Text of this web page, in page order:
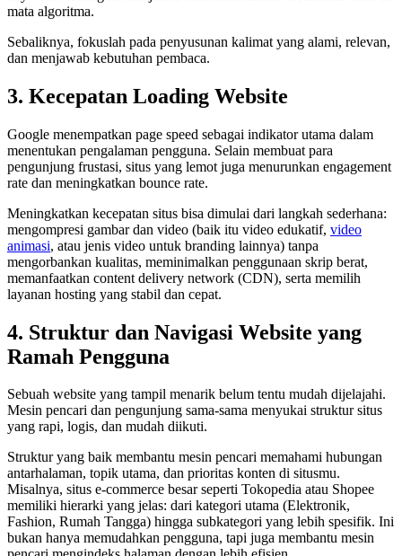
mata algoritma.
Sebaliknya, fokuslah pada penyusunan kalimat yang alami, relevan,
dan menjawab kebutuhan pembaca.
3. Kecepatan Loading Website
Google menempatkan page speed sebagai indikator utama dalam
menentukan pengalaman pengguna. Selain membuat para
pengunjung frustasi, situs yang lemot juga menurunkan engagement
rate dan meningkatkan bounce rate.
Meningkatkan kecepatan situs bisa dimulai dari langkah sederhana:
mengompresi gambar dan video (baik itu video edukatif, video
animasi, atau jenis video untuk branding lainnya) tanpa
mengorbankan kualitas, meminimalkan penggunaan skrip berat,
memanfaatkan content delivery network (CDN), serta memilih
layanan hosting yang stabil dan cepat.
4. Struktur dan Navigasi Website yang
Ramah Pengguna
Sebuah website yang tampil menarik belum tentu mudah dijelajahi.
Mesin pencari dan pengunjung sama-sama menyukai struktur situs
yang rapi, logis, dan mudah diikuti.
Struktur yang baik membantu mesin pencari memahami hubungan
antarhalaman, topik utama, dan prioritas konten di situsmu.
Misalnya, situs e-commerce besar seperti Tokopedia atau Shopee
memiliki hierarki yang jelas: dari kategori utama (Elektronik,
Fashion, Rumah Tangga) hingga subkategori yang lebih spesifik. Ini
bukan hanya memudahkan pengguna, tapi juga membantu mesin